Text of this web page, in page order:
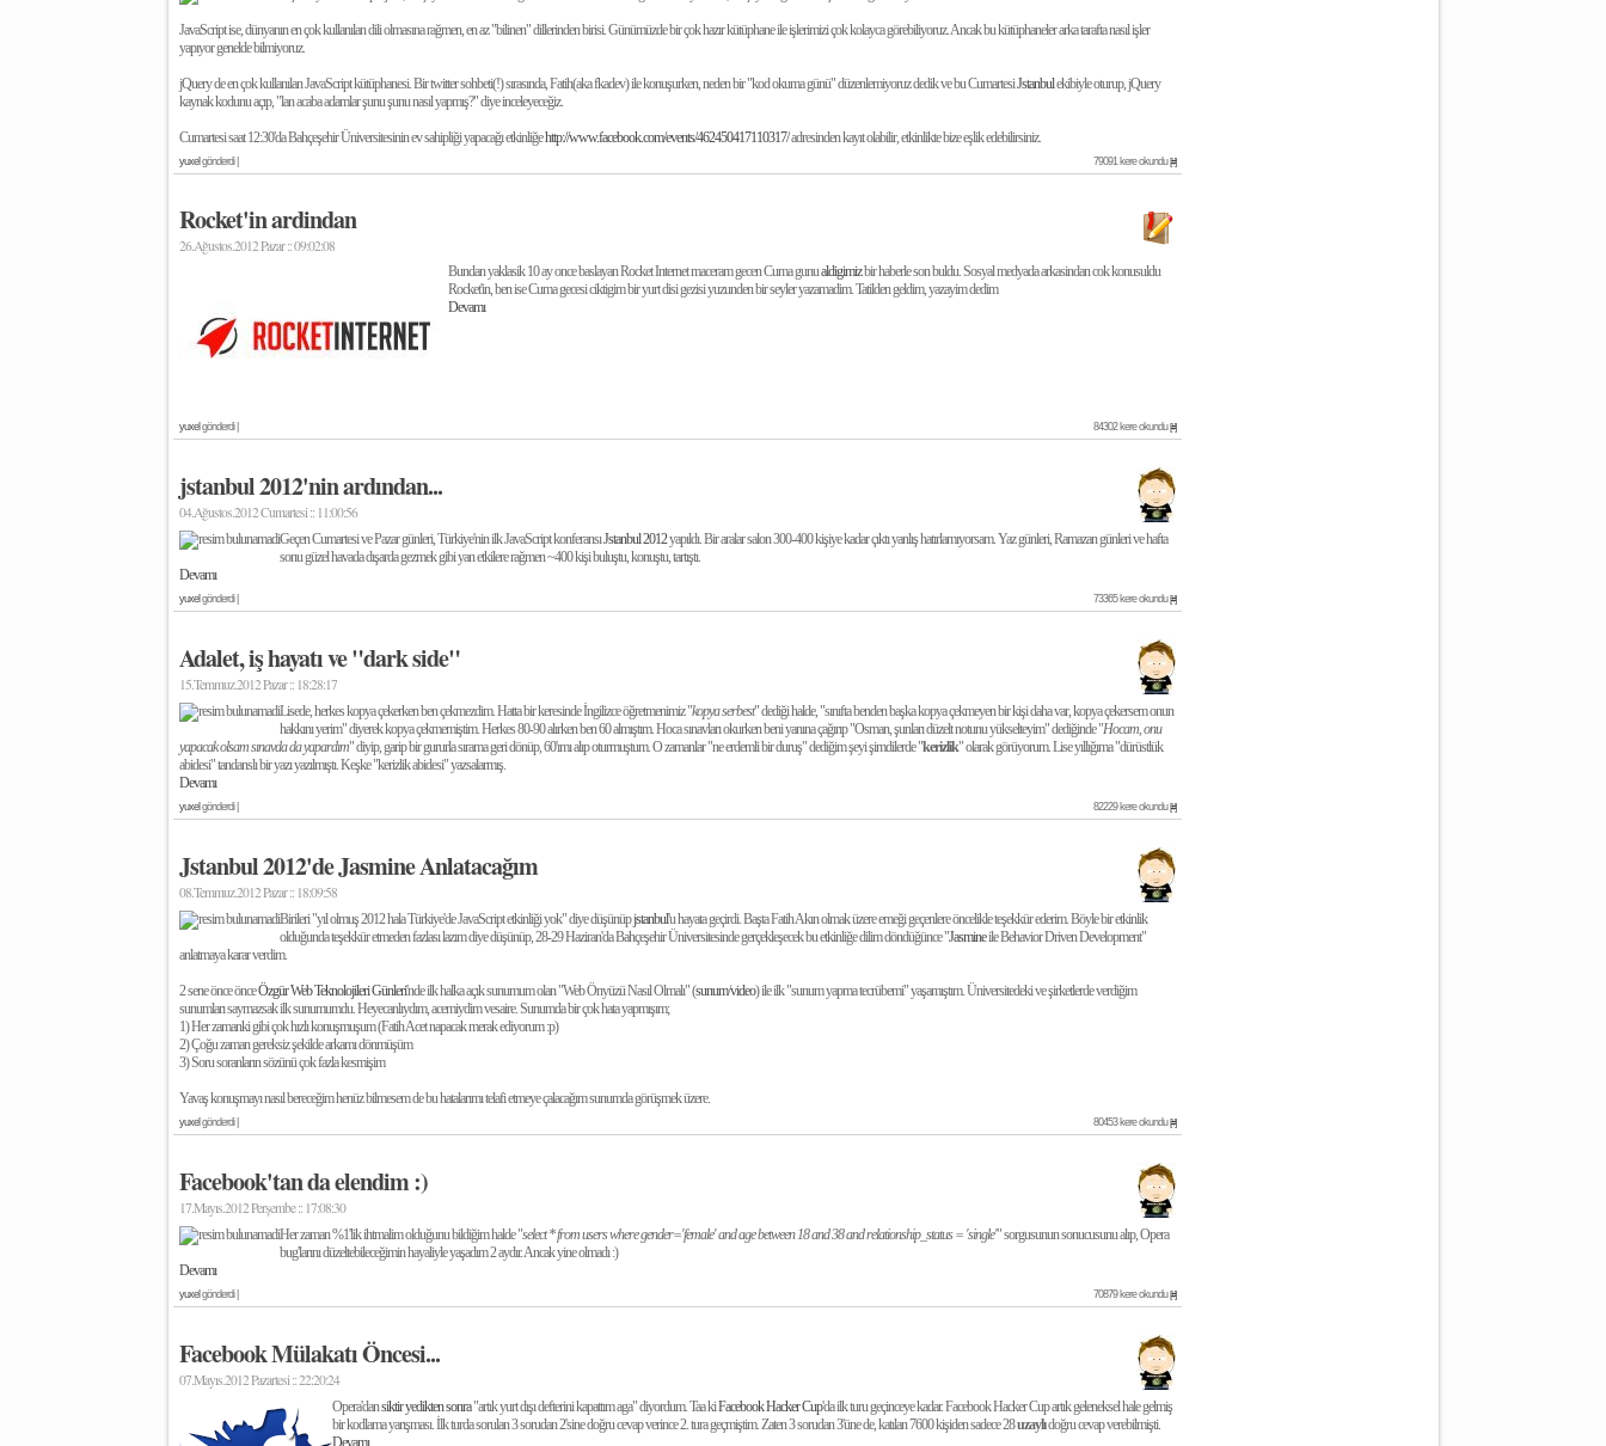
JavaScript ise, dünyanın en çok kullanılan dili olmasına rağmen, en az "bilinen" dillerinden birisi. Günümüzde bir çok hazır kütüphane ile işlerimizi çok kolayca görebiliyoruz. Ancak bu kütüphaneler arka tarafta nasıl işler
yapıyor genelde bilmiyoruz.
jQuery de en çok kullanılan JavaScript kütüphanesi. Bir twitter sohbeti(!) sırasında, Fatih(aka fkadev) ile konuşurken, neden bir "kod okuma günü" düzenlemiyoruz dedik ve bu CumartesiJstanbulekibiyle oturup, jQuery
kaynak kodunu açıp, "lan acaba adamlar şunu şunu nasıl yapmış?" diye inceleyeceğiz.
Cumartesi saat 12:30'da Bahçeşehir Üniversitesinin ev sahipliği yapacağı etkinliğehttp://www.facebook.com/events/462450417110317/adresinden kayıt olabilir, etkinlikte bize eşlik edebilirsiniz.
yuxelgönderdi | 79091 kere okundu [#]
Rocket'in ardindan
26.Ağustos.2012 Pazar :: 09:02:08
Bundan yaklasik 10 ay once baslayan Rocket Internet maceram gecen Cuma gunualdigimizbir haberle son buldu. Sosyal medyada arkasindan cok konusuldu
Rocket'in, ben ise Cuma gecesi ciktigim bir yurt disi gezisi yuzunden bir seyler yazamadim. Tatilden geldim, yazayim dedim
Devamı
yuxelgönderdi | 84302 kere okundu [#]
jstanbul 2012'nin ardından...
04.Ağustos.2012 Cumartesi :: 11:00:56
Geçen Cumartesi ve Pazar günleri, Türkiye'nin ilk JavaScript konferansıJstanbul 2012yapıldı. Bir aralar salon 300-400 kişiye kadar çıktı yanlış hatırlamıyorsam. Yaz günleri, Ramazan günleri ve hafta
sonu güzel havada dışarda gezmek gibi yan etkilere rağmen ~400 kişi buluştu, konuştu, tartıştı.
Devamı
yuxelgönderdi | 73365 kere okundu [#]
Adalet, iş hayatı ve "dark side"
15.Temmuz.2012 Pazar :: 18:28:17
Lisede, herkes kopya çekerken ben çekmezdim. Hatta bir keresinde İngilizce öğretmenimiz "kopya serbest" dediği halde, "sınıfta benden başka kopya çekmeyen bir kişi daha var, kopya çekersem onun
hakkını yerim" diyerek kopya çekmemiştim. Herkes 80-90 alırken ben 60 almıştım. Hoca sınavları okurken beni yanına çağırıp "Osman, şunları düzelt notunu yükselteyim" dediğinde "Hocam, onu
yapacak olsam sınavda da yapardım" diyip, garip bir gururla sırama geri dönüp, 60'ımı alıp oturmuştum. O zamanlar "ne erdemli bir duruş" dediğim şeyi şimdilerde "kerizlik" olarak görüyorum. Lise yıllığıma "dürüstlük
abidesi" tandanslı bir yazı yazılmıştı. Keşke "kerizlik abidesi" yazsalarmış.
Devamı
yuxelgönderdi | 82229 kere okundu [#]
Jstanbul 2012'de Jasmine Anlatacağım
08.Temmuz.2012 Pazar :: 18:09:58
Birileri "yıl olmuş 2012 hala Türkiye'de JavaScript etkinliği yok" diye düşünüpjstanbul'u hayata geçirdi. Başta Fatih Akın olmak üzere emeği geçenlere öncelikle teşekkür ederim. Böyle bir etkinlik
olduğunda teşekkür etmeden fazlası lazım diye düşünüp, 28-29 Haziran'da Bahçeşehir Üniversitesinde gerçekleşecek bu etkinliğe dilim döndüğünce "Jasmineile Behavior Driven Development"
anlatmaya karar verdim.
2 sene önce önceÖzgür Web Teknolojileri Günleri'nde ilk halka açık sunumum olan "Web Önyüzü Nasıl Olmalı" (sunum/video) ile ilk "sunum yapma tecrübemi" yaşamıştım. Üniversitedeki ve şirketlerde verdiğim
sunumları saymazsak ilk sunumumdu. Heyecanlıydım, acemiydim vesaire. Sunumda bir çok hata yapmışım;
1) Her zamanki gibi çok hızlı konuşmuşum (Fatih Acet napacak merak ediyorum :p)
2) Çoğu zaman gereksiz şekilde arkamı dönmüşüm
3) Soru soranların sözünü çok fazla kesmişim
Yavaş konuşmayı nasıl bereceğim henüz bilmesem de bu hatalarımı telafi etmeye çalacağım sunumda görüşmek üzere.
yuxelgönderdi | 80453 kere okundu [#]
Facebook'tan da elendim :)
17.Mayıs.2012 Perşembe :: 17:08:30
Her zaman %1'lik ihtmalim olduğunu bildiğim halde "select * from users where gender='female' and age between 18 and 38 and relationship_status = 'single'" sorgusunun sonucusunu alıp, Opera
bug'larını düzeltebileceğimin hayaliyle yaşadım 2 aydır. Ancak yine olmadı :)
Devamı
yuxelgönderdi | 70879 kere okundu [#]
Facebook Mülakatı Öncesi...
07.Mayıs.2012 Pazartesi :: 22:20:24
Opera'dansiktir yedikten sonra"artık yurt dışı defterini kapattım aga" diyordum. Taa kiFacebook Hacker Cup'da ilk turu geçinceye kadar. Facebook Hacker Cup artık geleneksel hale gelmiş
bir kodlama yarışması. İlk turda sorulan 3 sorudan 2'sine doğru cevap verince 2. tura geçmiştim. Zaten 3 sorudan 3'üne de, katılan 7600 kişiden sadece 28uzaylıdoğru cevap verebilmişti.
Devamı